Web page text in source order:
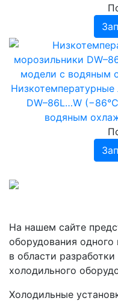
DW–86L…W
водяным
На нашем сайте
оборудования
в области
холодильного
Холодильные